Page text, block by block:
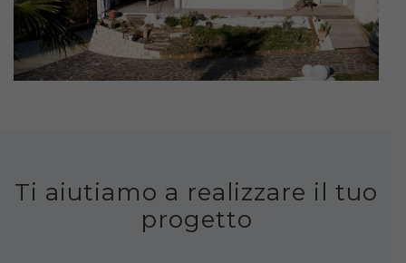
Ti aiutiamo a realizzare il tuo
progetto